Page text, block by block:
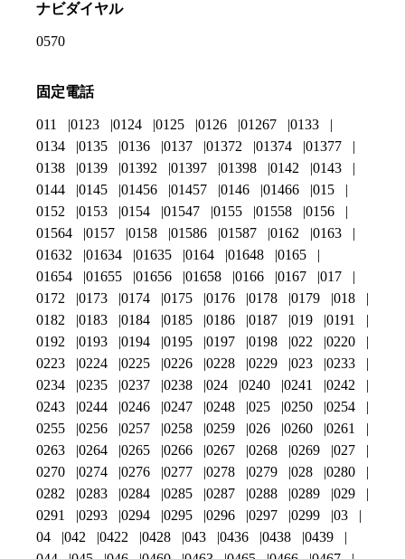
ナビダイヤル
0570
固定電話
011 0123 0124 0125 0126 01267
0133
0134
0135 0136 0137 01372 01374
01377
0138
0139 01392 01397 01398 0142
0143
0144
0145 01456 01457 0146 01466
015
0152
0153 0154 01547 0155 01558
0156
01564
0157 0158 01586 01587 0162
0163
01632
01634 01635 0164 01648
0165
01654
01655 01656 01658 0166 0167
017
0172
0173 0174 0175 0176 0178 0179
018
0182
0183 0184 0185 0186 0187 019
0191
0192
0193 0194 0195 0197 0198 022
0220
0223
0224 0225 0226 0228 0229 023
0233
0234
0235 0237 0238 024 0240 0241
0242
0243
0244 0246 0247 0248 025 0250
0254
0255
0256 0257 0258 0259 026 0260
0261
0263
0264 0265 0266 0267 0268 0269
027
0270
0274 0276 0277 0278 0279 028
0280
0282
0283 0284 0285 0287 0288 0289
029
0291
0293 0294 0295 0296 0297 0299
03
04
042 0422 0428 043 0436 0438
0439